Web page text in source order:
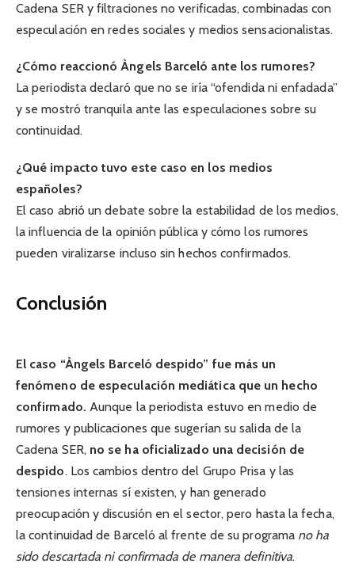
Cadena SER y filtraciones no verificadas, combinadas con
especulación en redes sociales y medios sensacionalistas.
¿Cómo reaccionó Àngels Barceló ante los rumores?
La periodista declaró que no se iría “ofendida ni enfadada”
y se mostró tranquila ante las especulaciones sobre su
continuidad.
¿Qué impacto tuvo este caso en los medios
españoles?
El caso abrió un debate sobre la estabilidad de los medios,
la influencia de la opinión pública y cómo los rumores
pueden viralizarse incluso sin hechos confirmados.
Conclusión
El caso “Àngels Barceló despido” fue más un
fenómeno de especulación mediática que un hecho
confirmado. Aunque la periodista estuvo en medio de
rumores y publicaciones que sugerían su salida de la
Cadena SER, no se ha oficializado una decisión de
despido. Los cambios dentro del Grupo Prisa y las
tensiones internas sí existen, y han generado
preocupación y discusión en el sector, pero hasta la fecha,
la continuidad de Barceló al frente de su programa no ha
sido descartada ni confirmada de manera definitiva.